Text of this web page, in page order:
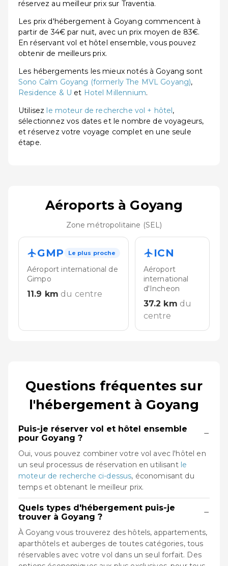
réservez au meilleur prix sur Traventia.
Les prix d'hébergement à Goyang commencent à
partir de 34€ par nuit, avec un prix moyen de 83€.
En réservant vol et hôtel ensemble, vous pouvez
obtenir de meilleurs prix.
Les hébergements les mieux notés à Goyang sont
Sono Calm Goyang (formerly The MVL Goyang),
Residence & U et Hotel Millennium.
Utilisez le moteur de recherche vol + hôtel,
sélectionnez vos dates et le nombre de voyageurs,
et réservez votre voyage complet en une seule
étape.
Aéroports à Goyang
Zone métropolitaine (SEL)
GMP Le plus proche
Aéroport international de
Gimpo
11.9 km du centre
ICN
Aéroport
international
d'Incheon
37.2 km du
centre
Questions fréquentes sur
l'hébergement à Goyang
Puis-je réserver vol et hôtel ensemble
pour Goyang ?
−
Oui, vous pouvez combiner votre vol avec l'hôtel en
un seul processus de réservation en utilisant le
moteur de recherche ci-dessus, économisant du
temps et obtenant le meilleur prix.
Quels types d'hébergement puis-je
trouver à Goyang ?
−
À Goyang vous trouverez des hôtels, appartements,
aparthôtels et auberges de toutes catégories, tous
réservables avec votre vol dans un seul forfait. Des